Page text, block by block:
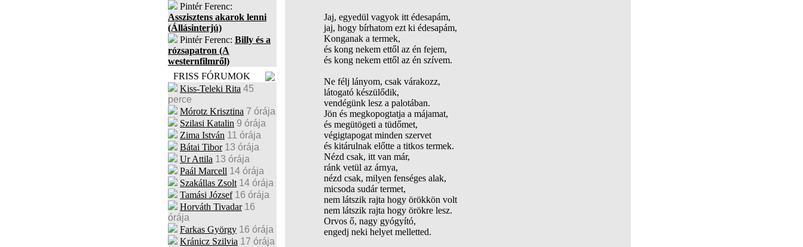
Pintér Ferenc:
Asszisztens akarok lenni
(Állásinterjú)
Pintér Ferenc: Billy és a
rózsapatron (A
westernfilmről)
FRISS FÓRUMOK
Kiss-Teleki Rita 45
perce
Mórotz Krisztina 7 órája
Szilasi Katalin 9 órája
Zima István 11 órája
Bátai Tibor 13 órája
Ur Attila 13 órája
Paál Marcell 14 órája
Szakállas Zsolt 14 órája
Tamási József 16 órája
Horváth Tivadar 16
órája
Farkas György 16 órája
Kránicz Szilvia 17 órája
Jaj, egyedül vagyok itt édesapám,
jaj, hogy bírhatom ezt ki édesapám,
Konganak a termek,
és kong nekem ettől az én fejem,
és kong nekem ettől az én szívem.
Ne félj lányom, csak várakozz,
látogató készülődik,
vendégünk lesz a palotában.
Jön és megkopogtatja a májamat,
és megütögeti a tüdőmet,
végigtapogat minden szervet
és kitárulnak előtte a titkos termek.
Nézd csak, itt van már,
ránk vetül az árnya,
nézd csak, milyen fenséges alak,
micsoda sudár termet,
nem látszik rajta hogy örökkön volt
nem látszik rajta hogy örökre lesz.
Orvos ő, nagy gyógyító,
engedj neki helyet melletted.